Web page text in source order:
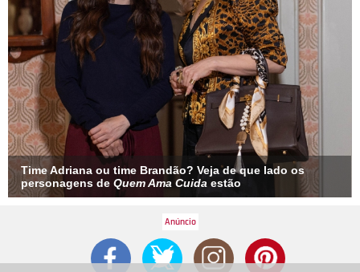
Time Adriana ou time Brandão? Veja de que lado os
personagens de Quem Ama Cuida estão